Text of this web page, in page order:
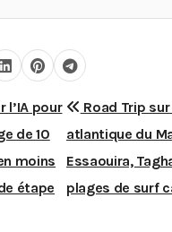
l’IA pour
de 10
moins
étape
Road Trip
atlantique du
Essaouira,
plages de surf